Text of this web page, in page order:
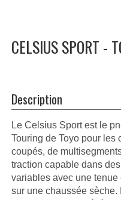
CELSIUS SPORT -
Description
Le Celsius Sport est le
Touring de Toyo pour les
coupés, de
traction capable dans
variables avec une
sur une chaussée